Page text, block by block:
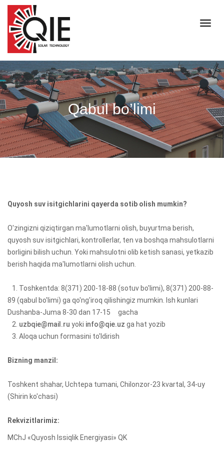
Qabul bo’limi
Quyosh suv isitgichlarini qayerda sotib olish mumkin?
O'zingizni qiziqtirgan ma'lumotlarni olish, buyurtma berish,
quyosh suv isitgichlari, kontrollerlar, ten va boshqa mahsulotlarni
borligini bilish uchun. Yoki mahsulotni olib ketish sanasi, yetkazib
berish haqida ma'lumotlarni olish uchun.
1. Toshkentda: 8(371) 200-18-88 (sotuv bo'limi), 8(371) 200-88-
89 (qabul bo'limi) ga qo'ng'iroq qilishingiz mumkin. Ish kunlari
Dushanba-Juma 8-30 dan 17-15 gacha
2. uzbqie@mail.ru yoki info@qie.uz ga hat yozib
3. Aloqa uchun formasini to'ldirish
Bizning manzil:
Toshkent shahar, Uchtepa tumani, Chilonzor-23 kvartal, 34-uy
(Shirin ko'chasi)
Rekvizitlarimiz:
MChJ «Quyosh Issiqlik Energiyasi» QK